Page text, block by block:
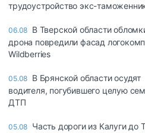
трудоустройство экс-
06.08 В Тверской области
дрона повредили фасад
Wildberries
05.08 В Брянской области осудят
водителя, погубившего целую
ДТП
05.08 Часть дороги из Калуги до